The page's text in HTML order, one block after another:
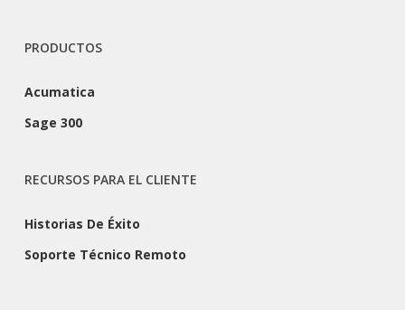
PRODUCTOS
Acumatica
Sage 300
RECURSOS PARA EL CLIENTE
Historias De Éxito
Soporte Técnico Remoto